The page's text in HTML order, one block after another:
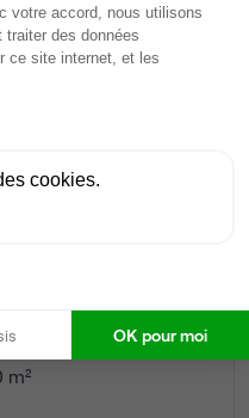
• 2ème étage
m²
votre accord, nous utilisons
des données
ce site internet, et les
cookies.
OK pour moi